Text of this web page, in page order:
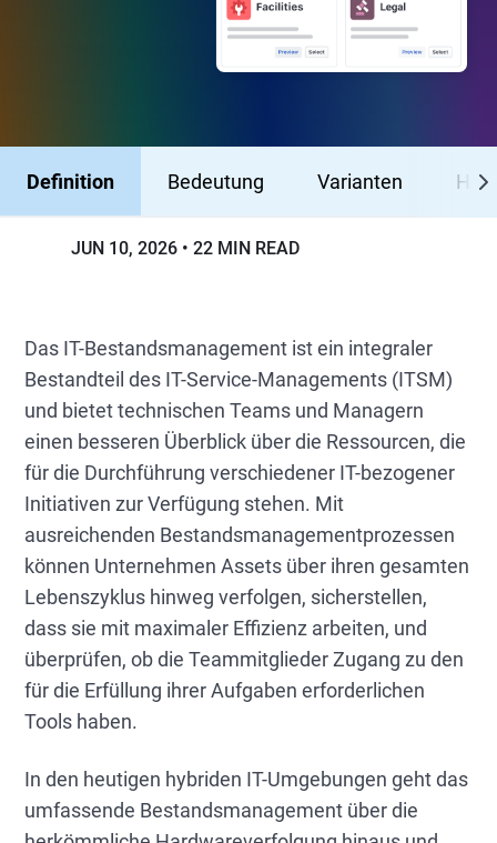
Definition Bedeutung Varianten
JUN 10, 2026 22 MIN READ
Das IT-Bestandsmanagement ist ein integraler
Bestandteil des IT-Service-Managements (ITSM)
und bietet technischen Teams und Managern
einen besseren Überblick über die Ressourcen, die
für die Durchführung verschiedener IT-bezogener
Initiativen zur Verfügung stehen. Mit
ausreichenden Bestandsmanagementprozessen
können Unternehmen Assets über ihren gesamten
Lebenszyklus hinweg verfolgen, sicherstellen,
dass sie mit maximaler Effizienz arbeiten, und
überprüfen, ob die Teammitglieder Zugang zu den
für die Erfüllung ihrer Aufgaben erforderlichen
Tools haben.
In den heutigen hybriden IT-Umgebungen geht das
umfassende Bestandsmanagement über die